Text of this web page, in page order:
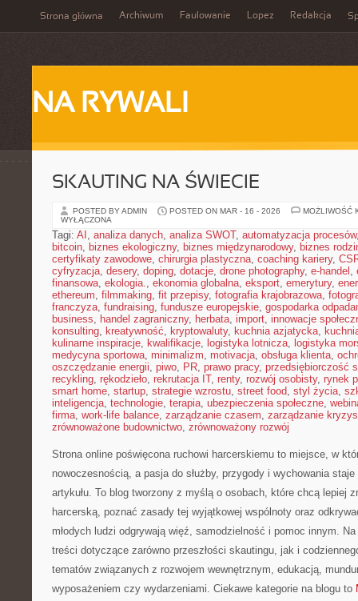
Strona główna Archiwum Faulowanie Lopez Redakcja
NA RYWALI
SKAUTING NA ŚWIECIE
POSTED BY ADMIN POSTED ON MAR - 16 - 2026
MOŻLIWOŚĆ
WYŁĄCZONA
Tagi: AI , analiza danych, analiza SWOT, automatyzacja procesów
bitcoin, biznes ekologiczny, biznes międzynarodowy, biznes
certyfikaty zawodowe, chirurgia plastyczna, coaching kariery,
cyfryzacja, desery, doping, dotacje, drone photography, e-handel ,
finansowa, ekologia., ekonomia globalna, eksport, emerytury,
ethereum, filmmaking, fit przepisy, fotografia krajobrazowa,
franczyza, fundraising, fundusze europejskie, gospodarka
business, handel zagraniczny, herbata, import, innowacje
konsulting, kreatywność, kryptowaluty, kuchnia azjatycka,
kulinarne inspiracje, kwalifikacje, logistyka lotnicza, logistyka
medycyna sportowa, minimalizm, motivacja, obsługa klienta,
oszczędzanie energii, piwo, PR, prawo pracy, przedsiębiorczość
recykling, rękodzieło, rekrutacja IT, renty, rozwój osobisty, rynek
smart home, startup, strategie wzrostu, street food, styl życia,
inteligencja, technologie, terapia, ubezpieczenia społeczne,
firma, work-life balance, zarządzanie czasem, zarządzanie
zrównoważone budownictwo, zrównoważony rozwój
Strona online poświęcona ruchowi harcerskiemu to miejsce, w
nowoczesnością, a pasja do służby, przygody i wychowania
artykułu. To blog tworzony z myślą o osobach, które chcą lepiej
harcerską, poznać zasady tej wyjątkowej wspólnoty oraz
młodych ludzi odgrywają więź, samodzielność i pomoc innym.
treści dotyczące zarówno przeszłości skautingu, jak i
tematów związanych z rozwojem wewnętrznym, edukacją,
wyposażeniem czy wydarzeniami. Ciekawe kategorie na blogu to